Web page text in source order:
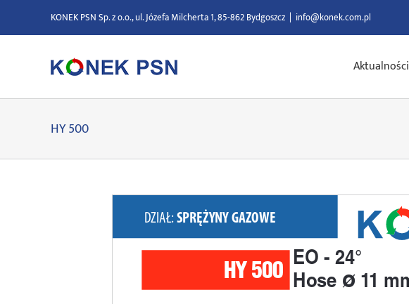
zawartości
KONEK PSN Sp. z o.o., ul. Józefa Milcherta 1, 85-862 Bydgoszcz | info@konek.com.pl
Aktualności
HY 500